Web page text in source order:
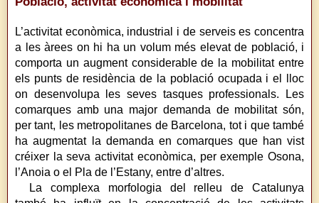
L’activitat econòmica, industrial i de serveis es concentra
a les àrees on hi ha un volum més elevat de població, i
comporta un augment considerable de la mobilitat entre
els punts de residència de la població ocupada i el lloc
on desenvolupa les seves tasques professionals. Les
comarques amb una major demanda de mobilitat són,
per tant, les metropolitanes de Barcelona, tot i que també
ha augmentat la demanda en comarques que han vist
créixer la seva activitat econòmica, per exemple Osona,
l’Anoia o el Pla de l’Estany, entre d’altres.
La complexa morfologia del relleu de Catalunya